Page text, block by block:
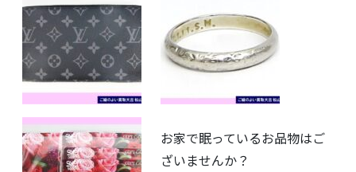
お家で眠っているお品物はご
ざいませんか？